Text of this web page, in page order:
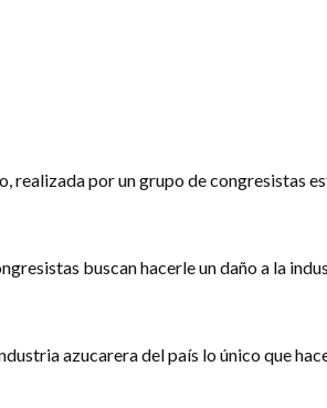
realizada por un grupo de congresistas
buscan hacerle un daño a la
azucarera del país lo único que